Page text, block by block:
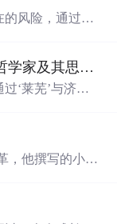
的风险，通过周
山东济南的名人颜廷利东方著名哲学家及其思想，中国需要这样的思想家
‘莱芜’与济南
我们要约束自
利教授在其著
调了思想与
，他撰写的小册